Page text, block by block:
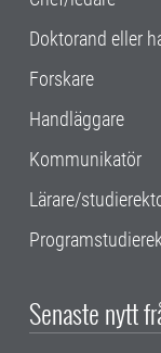
Doktorand eller
Forskare
Handläggare
Kommunikatör
Lärare/
Senaste nytt